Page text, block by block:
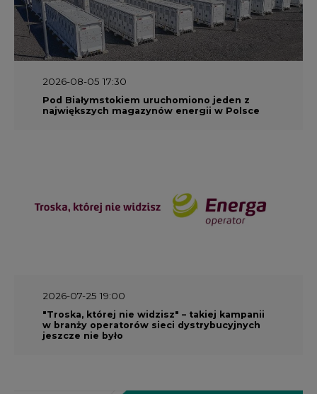
2026-08-05 17:30
Pod Białymstokiem uruchomiono jeden z
największych magazynów energii w Polsce
2026-07-25 19:00
"Troska, której nie widzisz" – takiej kampanii
w branży operatorów sieci dystrybucyjnych
jeszcze nie było